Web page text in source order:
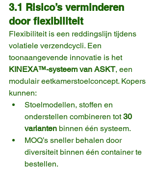
3.1 Risico’s verminderen
door flexibiliteit
Flexibiliteit is een reddingslijn tijdens
volatiele verzendcycli. Een
toonaangevende innovatie is het
KINEXA™-systeem van ASKT, een
modulair eetkamerstoelconcept. Kopers
kunnen:
Stoelmodellen, stoffen en
onderstellen combineren tot 30
varianten binnen één systeem.
MOQ’s sneller behalen door
diversiteit binnen één container te
bestellen.